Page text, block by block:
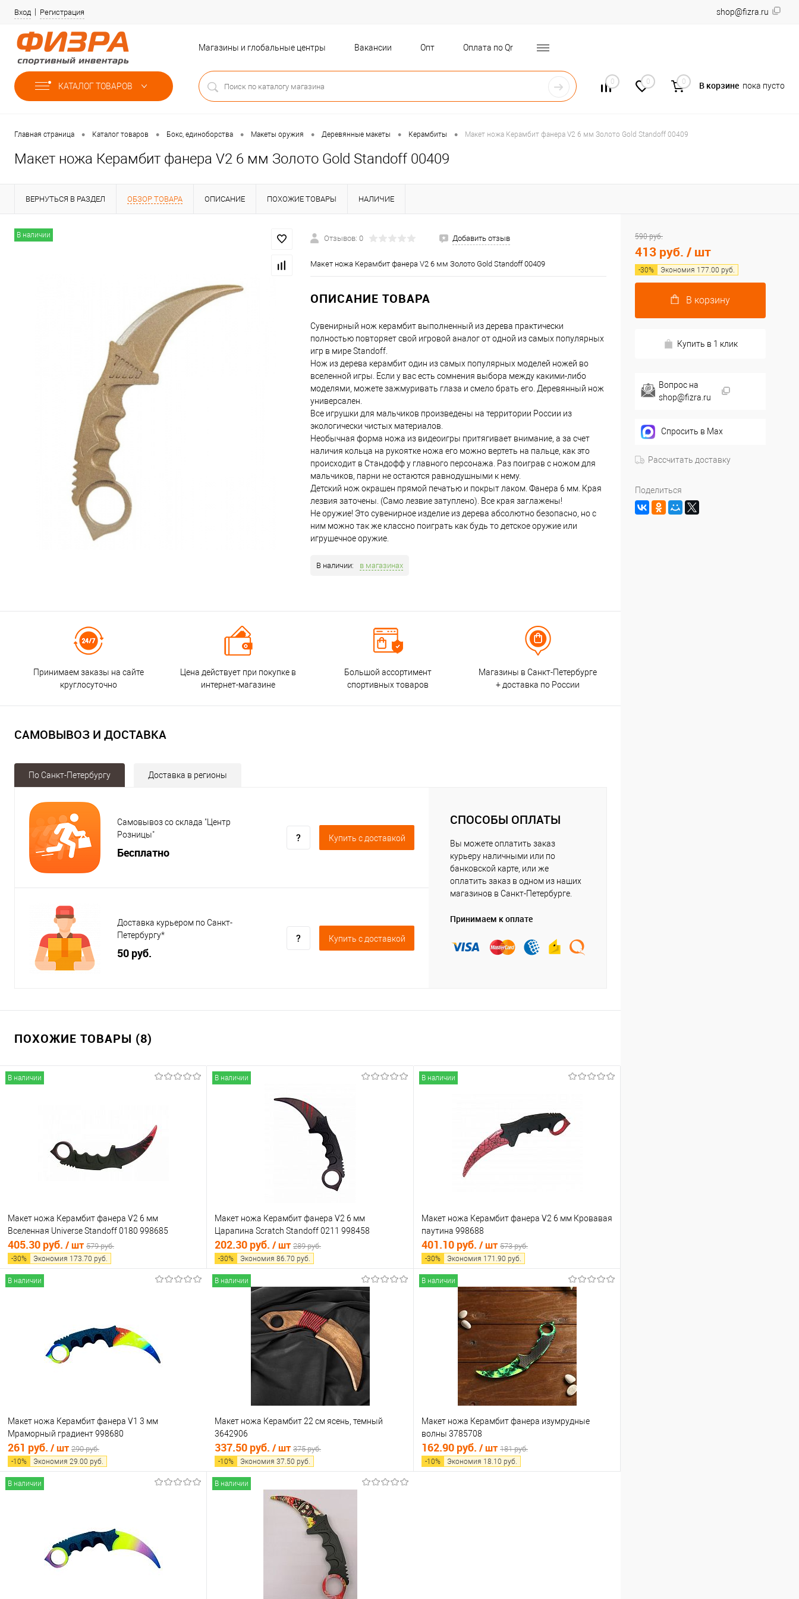
Вход Регистрация shop@fizra.ru
Магазины и глобальные центры Вакансии Опт Оплата по Qr
КАТАЛОГ ТОВАРОВ 0 0 0 В корзине пока пусто
Главная страница • Каталог товаров • Бокс, единоборства • Макеты оружия • Деревянные макеты • Керамбиты • Макет ножа Керамбит фанера V2 6 мм Золото Gold Standoff 00409
Макет ножа Керамбит фанера V2 6 мм Золото Gold Standoff 00409
ВЕРНУТЬСЯ В РАЗДЕЛ ОБЗОР ТОВАРА ОПИСАНИЕ ПОХОЖИЕ ТОВАРЫ НАЛИЧИЕ
В наличии Отзывов: 0 Добавить отзыв
Макет ножа Керамбит фанера V2 6 мм Золото Gold Standoff 00409
ОПИСАНИЕ ТОВАРА
Сувенирный нож керамбит выполненный из дерева практически
полностью повторяет свой игровой аналог от одной из самых популярных
игр в мире Standoff.
Нож из дерева керамбит один из самых популярных моделей ножей во
вселенной игры. Если у вас есть сомнения выбора между какими-либо
моделями, можете зажмуривать глаза и смело брать его. Деревянный нож
универсален.
Все игрушки для мальчиков произведены на территории России из
экологически чистых материалов.
Необычная форма ножа из видеоигры притягивает внимание, а за счет
наличия кольца на рукоятке ножа его можно вертеть на пальце, как это
происходит в Стандофф у главного персонажа. Раз поиграв с ножом для
мальчиков, парни не остаются равнодушными к нему.
Детский нож окрашен прямой печатью и покрыт лаком. Фанера 6 мм. Края
лезвия заточены. (Само лезвие затуплено). Все края заглажены!
Не оружие! Это сувенирное изделие из дерева абсолютно безопасно, но с
ним можно так же классно поиграть как будь то детское оружие или
игрушечное оружие.
В наличии: в магазинах
Принимаем заказы на сайте
круглосуточно
Цена действует при покупке в
интернет-магазине
Большой ассортимент
спортивных товаров
Магазины в Санкт-Петербурге
+ доставка по России
САМОВЫВОЗ И ДОСТАВКА
По Санкт-Петербургу Доставка в регионы
Самовывоз со склада "Центр
Розницы"
Бесплатно
Купить c доставкой
Доставка курьером по Санкт-
Петербургу*
50 руб.
Купить c доставкой
СПОСОБЫ ОПЛАТЫ
Вы можете оплатить заказ
курьеру наличными или по
банковской карте, или же
оплатить заказ в одном из наших
магазинов в Санкт-Петербурге.
Принимаем к оплате
ПОХОЖИЕ ТОВАРЫ (8)
В наличии
Макет ножа Керамбит фанера V2 6 мм
Вселенная Universe Standoff 0180 998685
405.30 руб. / шт 579 руб.
-30% Экономия 173.70 руб.
В избранное
В наличии
В наличии
Макет ножа Керамбит фанера V2 6 мм
Царапина Scratch Standoff 0211 998458
202.30 руб. / шт 289 руб.
-30% Экономия 86.70 руб.
В корзину
Купить в 1 клик
Сравнение
В избранное
В наличии
В наличии
Макет ножа Керамбит фанера V2 6 мм Кровавая
паутина 998688
401.10 руб. / шт 573 руб.
-30% Экономия 171.90 руб.
В корзину
Купить в 1 клик
Сравнение
В избранное
В наличии
В наличии
Макет ножа Керамбит фанера V1 3 мм
Мраморный градиент 998680
261 руб. / шт 290 руб.
-10% Экономия 29.00 руб.
В избранное
В наличии
В наличии
Макет ножа Керамбит 22 см ясень, темный
3642906
337.50 руб. / шт 375 руб.
-10% Экономия 37.50 руб.
В корзину
Сравнение
В наличии
В наличии
Макет ножа Керамбит фанера изумрудные
волны 3785708
162.90 руб. / шт 181 руб.
-10% Экономия 18.10 руб.
В наличии В наличии
590 руб.
413 руб. / шт
-30% Экономия 177.00 руб.
В корзину
Купить в 1 клик
Вопрос на
shop@fizra.ru
Спросить в Max
Рассчитать доставку
Поделиться